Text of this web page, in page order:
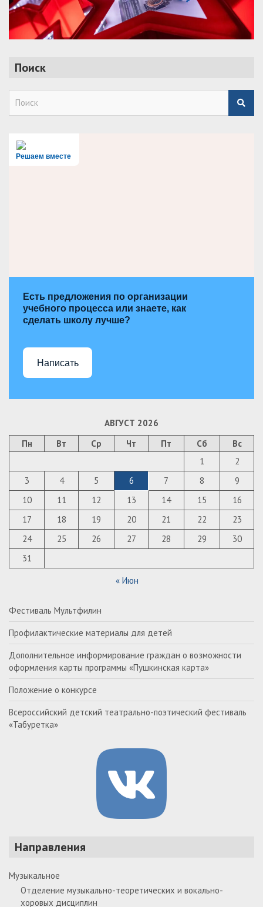
Поиск
Решаем вместе
Есть предложения по организации
учебного процесса или знаете, как
сделать школу лучше?
Написать
АВГУСТ 2026
Пн
Вт Ср Чт Пт Сб
Вс
1
2
3
4 5 6 7 8
9
10
11 12 13 14 15
16
17
18 19 20 21 22
23
24
25 26 27 28 29
30
31
« Июн
Фестиваль Мультфилин
Профилактические материалы для детей
Дополнительное информирование граждан о возможности
оформления карты программы «Пушкинская карта»
Положение о конкурсе
Всероссийский детский театрально-поэтический фестиваль
«Табуретка»
Направления
Музыкальное
Отделение музыкально-теоретических и вокально-
хоровых дисциплин